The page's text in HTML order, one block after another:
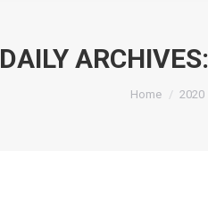
DAILY ARCHIVES:
You are here:
Home 2020